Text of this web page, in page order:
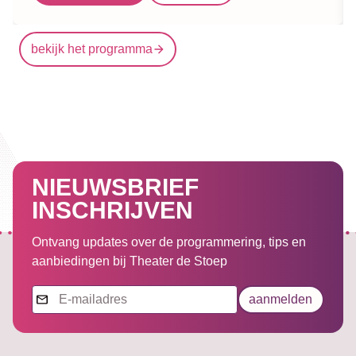
bekijk het programma
NIEUWSBRIEF
INSCHRIJVEN
Ontvang updates over de programmering, tips en
aanbiedingen bij Theater de Stoep
Nieuwsbrief aanmelden